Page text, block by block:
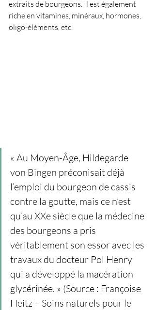
extraits de bourgeons. Il est également
riche en vitamines, minéraux, hormones,
oligo-éléments, etc.
« Au Moyen-Âge, Hildegarde
von Bingen préconisait déjà
l’emploi du bourgeon de cassis
contre la goutte, mais ce n’est
qu’au XXe siècle que la médecine
des bourgeons a pris
véritablement son essor avec les
travaux du docteur Pol Henry
qui a développé la macération
glycérinée. » (Source : Françoise
Heitz – Soins naturels pour le